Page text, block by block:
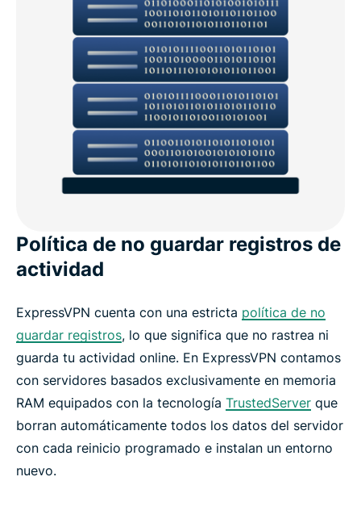
Política de no guardar registros de
actividad
ExpressVPN cuenta con una estricta política de no
guardar registros, lo que significa que no rastrea ni
guarda tu actividad online. En ExpressVPN contamos
con servidores basados exclusivamente en memoria
RAM equipados con la tecnología TrustedServer que
borran automáticamente todos los datos del servidor
con cada reinicio programado e instalan un entorno
nuevo.